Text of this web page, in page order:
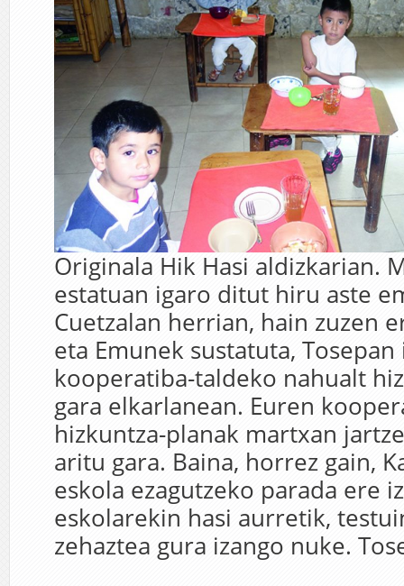
Originala Hik Hasi aldizkarian.
estatuan igaro ditut hiru aste
Cuetzalan herrian, hain zuzen
eta Emunek sustatuta,
kooperatiba-taldeko nahualt
gara elkarlanean. Euren
hizkuntza-planak martxan
aritu gara. Baina, horrez gain,
eskola ezagutzeko parada ere
eskolarekin hasi aurretik,
zehaztea gura izango nuke.